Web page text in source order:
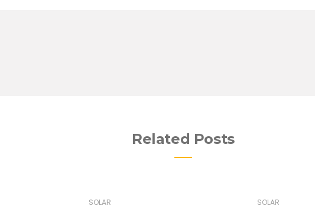
Related Posts
SOLAR SOLAR